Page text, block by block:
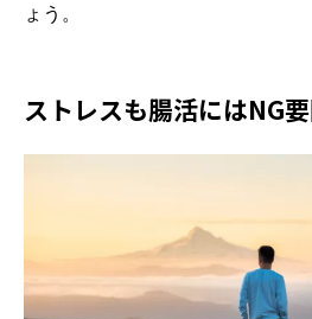
ょう。
ストレスも腸活にはNG